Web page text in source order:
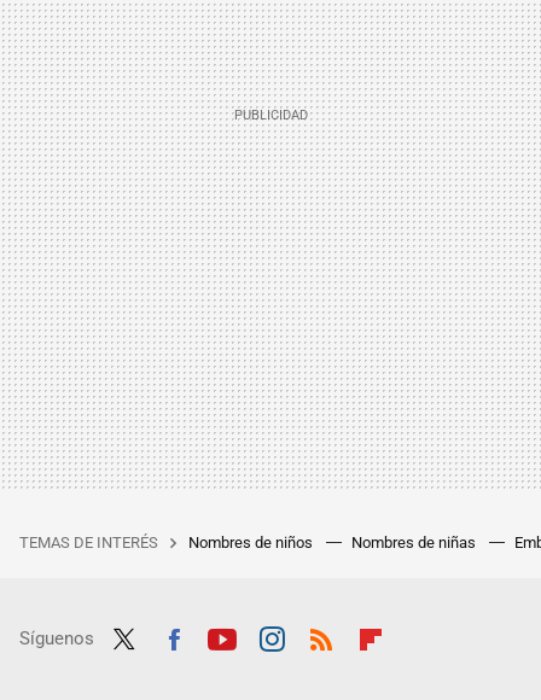
TEMAS DE INTERÉS Nombres de niños Nombres de niñas
Síguenos